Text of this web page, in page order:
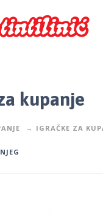
kupanje
IGRAČKE ZA